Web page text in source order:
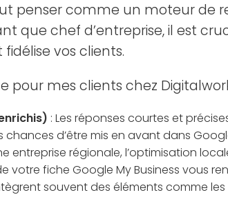
penser comme un moteur de
que chef d’entreprise, il est
vos clients.
pour mes clients chez
: Les réponses courtes et
d’être mis en avant dans
entreprise régionale, l’optimisation
votre fiche Google My Business vous
souvent des éléments comme